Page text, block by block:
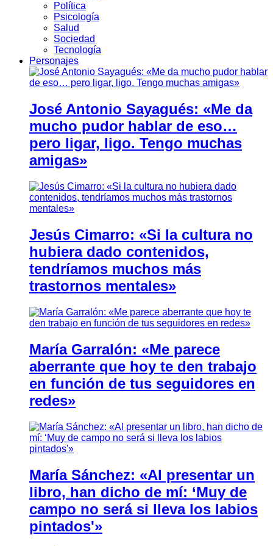
Política
Psicología
Salud
Sociedad
Tecnología
Personajes
José Antonio Sayagués: «Me da
mucho pudor hablar de eso…
pero ligar, ligo. Tengo muchas
amigas»
Jesús Cimarro: «Si la cultura no
hubiera dado contenidos,
tendríamos muchos más
trastornos mentales»
María Garralón: «Me parece
aberrante que hoy te den trabajo
en función de tus seguidores en
redes»
María Sánchez: «Al presentar un
libro, han dicho de mí: ‘Muy de
campo no será si lleva los labios
pintados'»